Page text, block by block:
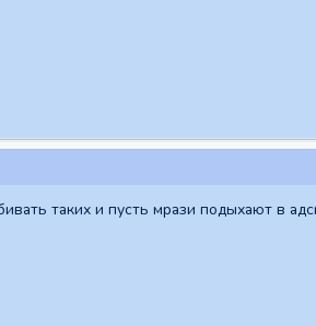
таких и пусть мрази подыхают в